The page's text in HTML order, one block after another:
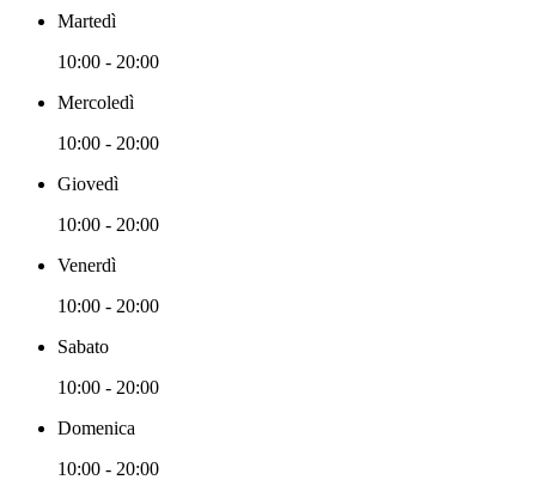
Martedì
10:00 - 20:00
Mercoledì
10:00 - 20:00
Giovedì
10:00 - 20:00
Venerdì
10:00 - 20:00
Sabato
10:00 - 20:00
Domenica
10:00 - 20:00